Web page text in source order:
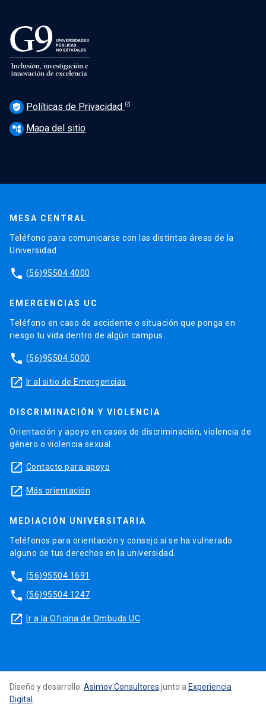
verified_user Políticas de Privacidad
account_tree Mapa del sitio
MESA CENTRAL
Teléfono para comunicarse con las distintas áreas de la
Universidad.
phone (56)95504 4000
EMERGENCIAS UC
Teléfono en caso de accidente o situación que ponga en
riesgo tu vida dentro de algún campus.
phone (56)95504 5000
launch Ir al sitio de Emergencias
DISCRIMINACIÓN Y VIOLENCIA
Orientación y apoyo en casos de discriminación, violencia de
género o violencia sexual.
launch Contacto para apoyo
launch Más orientación
MEDIACIÓN UNIVERSITARIA
Teléfonos para orientación y consejo si se ha vulnerado
alguno de tus derechos en la universidad.
phone (56)95504 1691
phone (56)95504 1247
launch Ir a la Oficina de Ombuds UC
Diseño y desarrollo: Asimov Consultores junto a Experiencia
Digital